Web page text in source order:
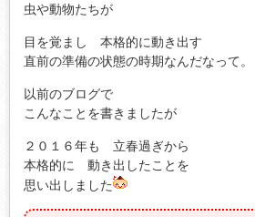
虫や動物たちが
目を覚まし 本格的に動き出す
直前の準備の状態の時期なんだなって。
以前のブログで
こんなことを書きましたが
２０１６年も 立春過ぎから
本格的に 動き出したことを
思い出しました